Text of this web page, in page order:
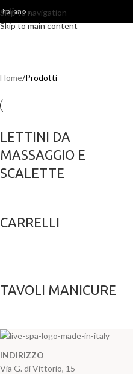
Skip to navigation
Skip to main content
Italiano
Home Prodotti
LETTINI DA
MASSAGGIO E
SCALETTE
CARRELLI
TAVOLI MANICURE
INDIRIZZO
Via G. di Vittorio, 15